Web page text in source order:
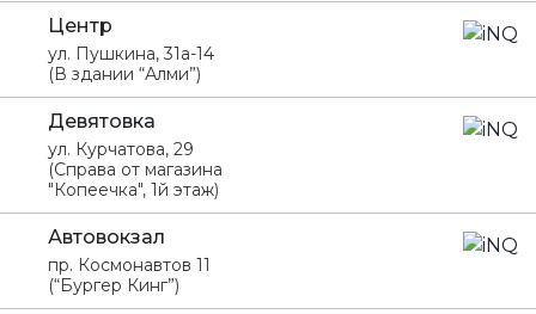
Центр
ул. Пушкина, 31а-14
(В здании “Алми”)
Девятовка
ул. Курчатова, 29
(Справа от магазина
"Копеечка", 1й этаж)
Автовокзал
пр. Космонавтов 11
(“Бургер Кинг”)